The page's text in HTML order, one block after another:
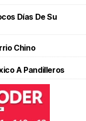
Días De Su
Chino
A Pandilleros